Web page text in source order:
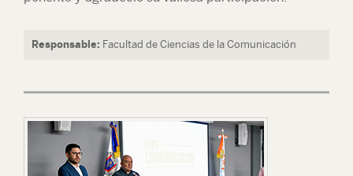
Responsable: Facultad de Ciencias de la Comunicación